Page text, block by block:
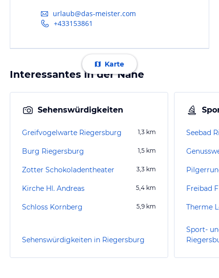
urlaub@das-meister.com
+433153861
Karte
Interessantes in der Nähe
Sehenswürdigkeiten
Greifvogelwarte Riegersburg 1,3 km
Burg Riegersburg 1,5 km
Zotter Schokoladentheater 3,3 km
Kirche Hl. Andreas 5,4 km
Schloss Kornberg 5,9 km
Sehenswürdigkeiten in Riegersburg
Seebad
Freibad
Therme
Sport-